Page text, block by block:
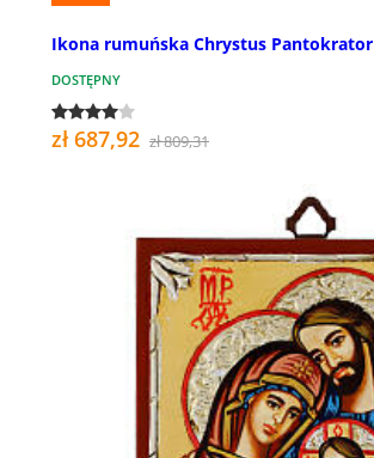
Ikona rumuńska Chrystus Pantokrator
DOSTĘPNY
zł 687,92 zł 809,31